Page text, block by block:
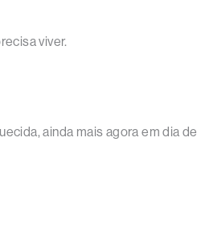
viver.
ainda mais agora em dia de